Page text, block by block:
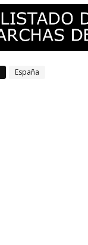
España